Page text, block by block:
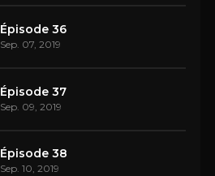
Épisode 36
Sep. 07, 2019
Épisode 37
Sep. 09, 2019
Épisode 38
Sep. 10, 2019